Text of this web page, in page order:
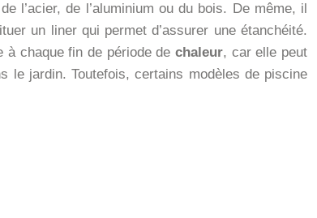
l’acier, de l’aluminium ou du bois. De même, il
un liner qui permet d’assurer une étanchéité.
à chaque fin de période de chaleur, car elle peut
le jardin. Toutefois, certains modèles de piscine